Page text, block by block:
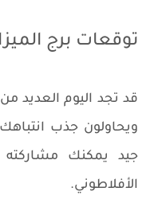
توقعات برج
قد تجد اليوم العديد
ويحاولون جذب
جيد يمكنك
الأفلاطوني.